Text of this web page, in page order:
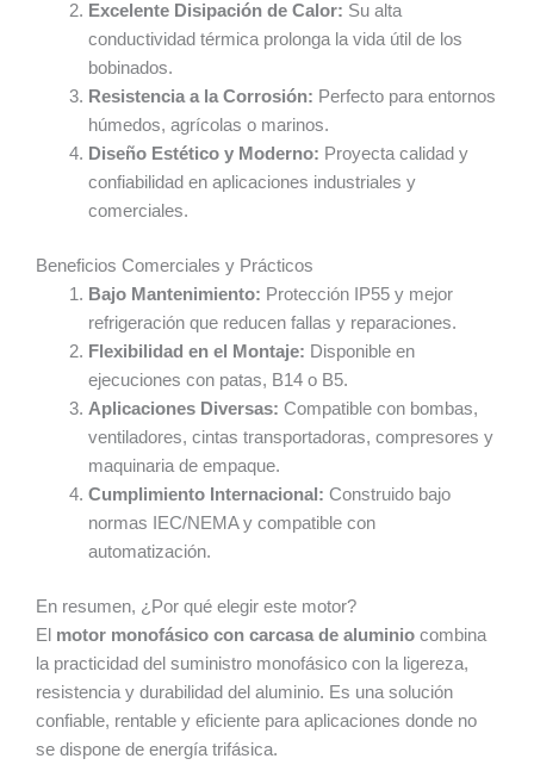
Excelente Disipación de Calor: Su alta
conductividad térmica prolonga la vida útil de los
bobinados.
Resistencia a la Corrosión: Perfecto para entornos
húmedos, agrícolas o marinos.
Diseño Estético y Moderno: Proyecta calidad y
confiabilidad en aplicaciones industriales y
comerciales.
Beneficios Comerciales y Prácticos
Bajo Mantenimiento: Protección IP55 y mejor
refrigeración que reducen fallas y reparaciones.
Flexibilidad en el Montaje: Disponible en
ejecuciones con patas, B14 o B5.
Aplicaciones Diversas: Compatible con bombas,
ventiladores, cintas transportadoras, compresores y
maquinaria de empaque.
Cumplimiento Internacional: Construido bajo
normas IEC/NEMA y compatible con
automatización.
En resumen, ¿Por qué elegir este motor?
El motor monofásico con carcasa de aluminio combina
la practicidad del suministro monofásico con la ligereza,
resistencia y durabilidad del aluminio. Es una solución
confiable, rentable y eficiente para aplicaciones donde no
se dispone de energía trifásica.